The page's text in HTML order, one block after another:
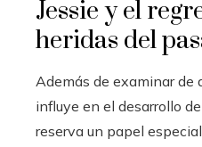
Jessie y el
heridas del
Además de examinar de
influye en el desarrollo
reserva un papel